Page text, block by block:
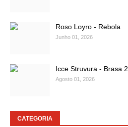
Roso Loyro - Rebola
Junho 01, 2026
Icce Struvura - Brasa 2
Agosto 01, 2026
CATEGORIA